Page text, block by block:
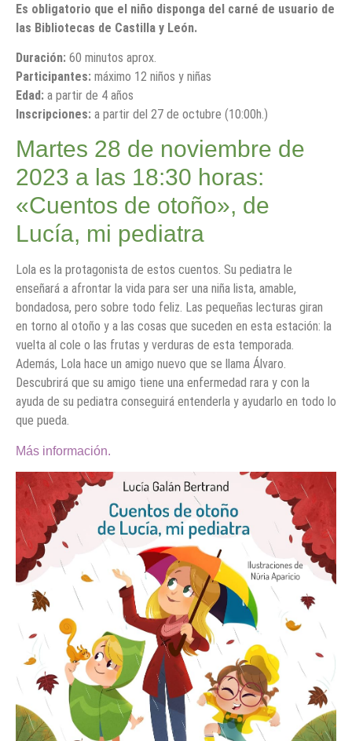
Es obligatorio que el niño disponga del carné de usuario de
las Bibliotecas de Castilla y León.
Duración: 60 minutos aprox.
Participantes: máximo 12 niños y niñas
Edad: a partir de 4 años
Inscripciones: a partir del 27 de octubre (10:00h.)
Martes 28 de noviembre de
2023 a las 18:30 horas:
«Cuentos de otoño», de
Lucía, mi pediatra
Lola es la protagonista de estos cuentos. Su pediatra le
enseñará a afrontar la vida para ser una niña lista, amable,
bondadosa, pero sobre todo feliz. Las pequeñas lecturas giran
en torno al otoño y a las cosas que suceden en esta estación: la
vuelta al cole o las frutas y verduras de esta temporada.
Además, Lola hace un amigo nuevo que se llama Álvaro.
Descubrirá que su amigo tiene una enfermedad rara y con la
ayuda de su pediatra conseguirá entenderla y ayudarlo en todo lo
que pueda.
Más información.